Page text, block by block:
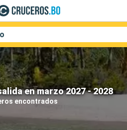
en marzo 2027 - 2028
encontrados